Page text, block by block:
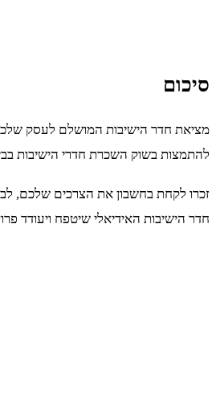
סיכום
מציאת חדר הישיבות המושלם לעסק
להתמצות בשוק השכרת חדרי הישיבות
זכרו לקחת בחשבון את הצרכים שלכם,
חדר הישיבות האידיאלי שיטפח ויעודד